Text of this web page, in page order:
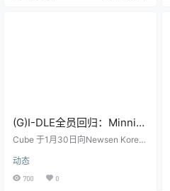
(G)I-DLE全员回归：Minnie
和宋雨琦战胜健康挑战重返
Cube 于1月30日向Newsen Korea
始，首先在‘M Countdown’上亮
相。” 就在(G)I-DLE第二张全长专辑
发布前的几天，成员Minnie和宋雨
动态
700 0